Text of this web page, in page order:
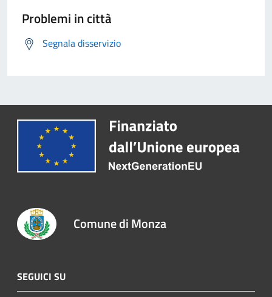
Problemi in città
Segnala disservizio
Comune di Monza
SEGUICI SU